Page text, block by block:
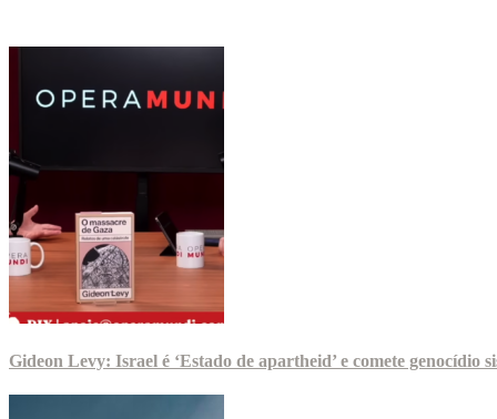
Gideon Levy: Israel é ‘Estado de apartheid’ e comete genocídio